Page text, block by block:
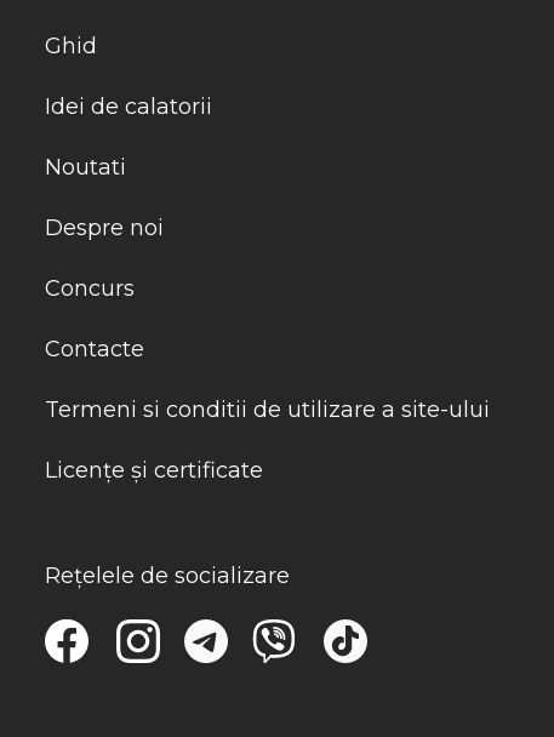
Ghid
Idei de calatorii
Noutati
Despre noi
Concurs
Contacte
Termeni si conditii de utilizare a site-ului
Licențe și certificate
Rețelele de socializare